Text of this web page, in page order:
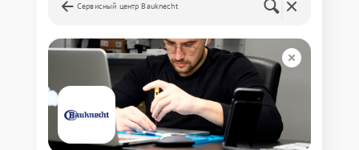
Сервисный центр Bauknecht